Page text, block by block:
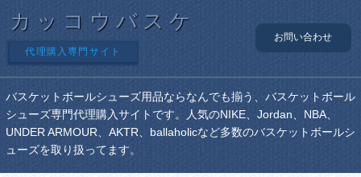
カッコウバスケ
代理購入専門サイト
お問い合わせ
バスケットボールシューズ用品ならなんでも揃う、バスケットボール
シューズ専門代理購入サイトです。人気のNIKE、Jordan、NBA、
UNDER ARMOUR、AKTR、ballaholicなど多数のバスケットボールシ
ューズを取り扱ってます。